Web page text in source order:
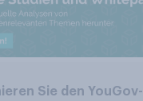
Sie den YouGov-